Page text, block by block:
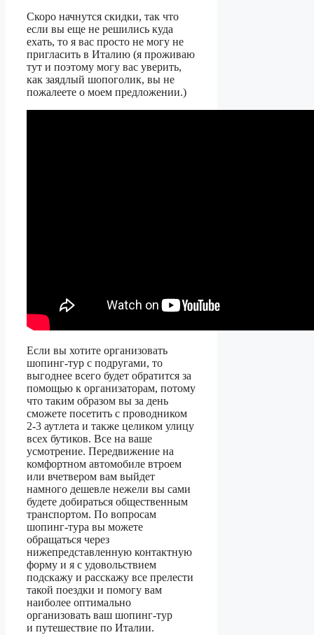
Скоро начнутся скидки, так что
если вы еще не решились куда
ехать, то я вас просто не могу не
пригласить в Италию (я проживаю
тут и поэтому могу вас уверить,
как заядлый шопоголик, вы не
пожалеете о моем предложении.)
Если вы хотите организовать
шопинг-тур с подругами, то
выгоднее всего будет обратится за
помощью к организаторам, потому
что таким образом вы за день
сможете посетить с проводником
2-3 аутлета и также целиком улицу
всех бутиков. Все на ваше
усмотрение. Передвижение на
комфортном автомобиле втроем
или вчетвером вам выйдет
намного дешевле нежели вы сами
будете добираться общественным
транспортом. По вопросам
шопинг-тура вы можете
обращаться через
нижепредставленную контактную
форму и я с удовольствием
подскажу и расскажу все прелести
такой поездки и помогу вам
наиболее оптимально
организовать ваш шопинг-тур
и путешествие по Италии.